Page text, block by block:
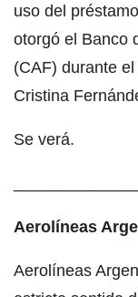
uso del
otorgó el Banco
(CAF) durante
Cristina
Se verá.
Aerolíneas
Aerolíneas